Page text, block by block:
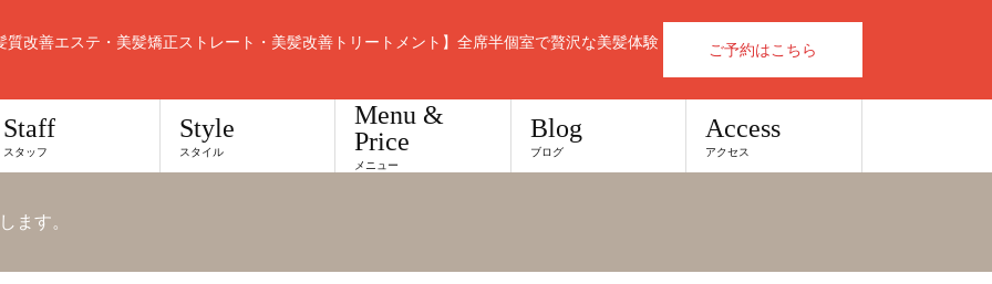
改善エステ・美髪矯正ストレート・美髪改善トリートメント】全席半個室で贅沢な美髪体験 ご予約はこちら
Staff
スタッフ
Style
スタイル
Menu &
Price
メニュー
Blog
ブログ
Access
アクセス
ます。